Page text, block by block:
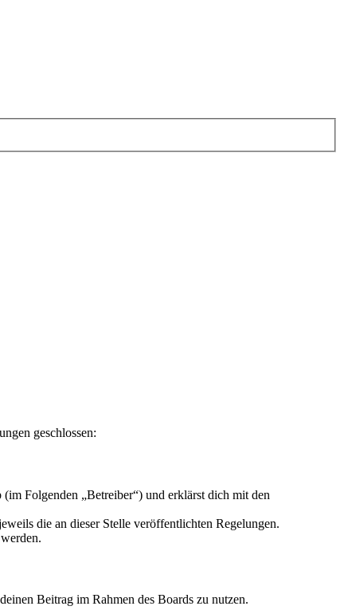
geschlossen:
Folgenden „Betreiber“) und erklärst dich mit den
die an dieser Stelle veröffentlichten Regelungen.
Beitrag im Rahmen des Boards zu nutzen.